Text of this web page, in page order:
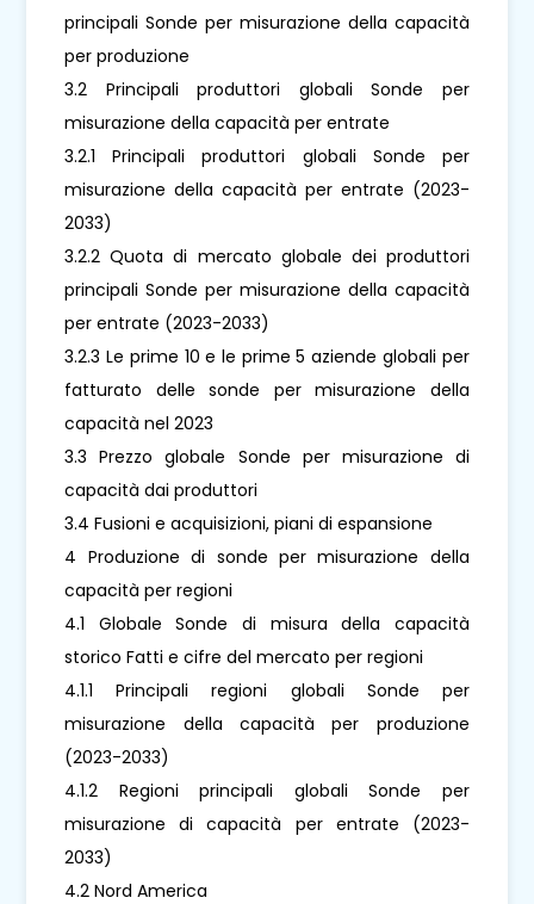
principali Sonde per misurazione della capacità
per produzione
3.2 Principali produttori globali Sonde per
misurazione della capacità per entrate
3.2.1 Principali produttori globali Sonde per
misurazione della capacità per entrate (2023-
2033)
3.2.2 Quota di mercato globale dei produttori
principali Sonde per misurazione della capacità
per entrate (2023-2033)
3.2.3 Le prime 10 e le prime 5 aziende globali per
fatturato delle sonde per misurazione della
capacità nel 2023
3.3 Prezzo globale Sonde per misurazione di
capacità dai produttori
3.4 Fusioni e acquisizioni, piani di espansione
4 Produzione di sonde per misurazione della
capacità per regioni
4.1 Globale Sonde di misura della capacità
storico Fatti e cifre del mercato per regioni
4.1.1 Principali regioni globali Sonde per
misurazione della capacità per produzione
(2023-2033)
4.1.2 Regioni principali globali Sonde per
misurazione di capacità per entrate (2023-
2033)
4.2 Nord America